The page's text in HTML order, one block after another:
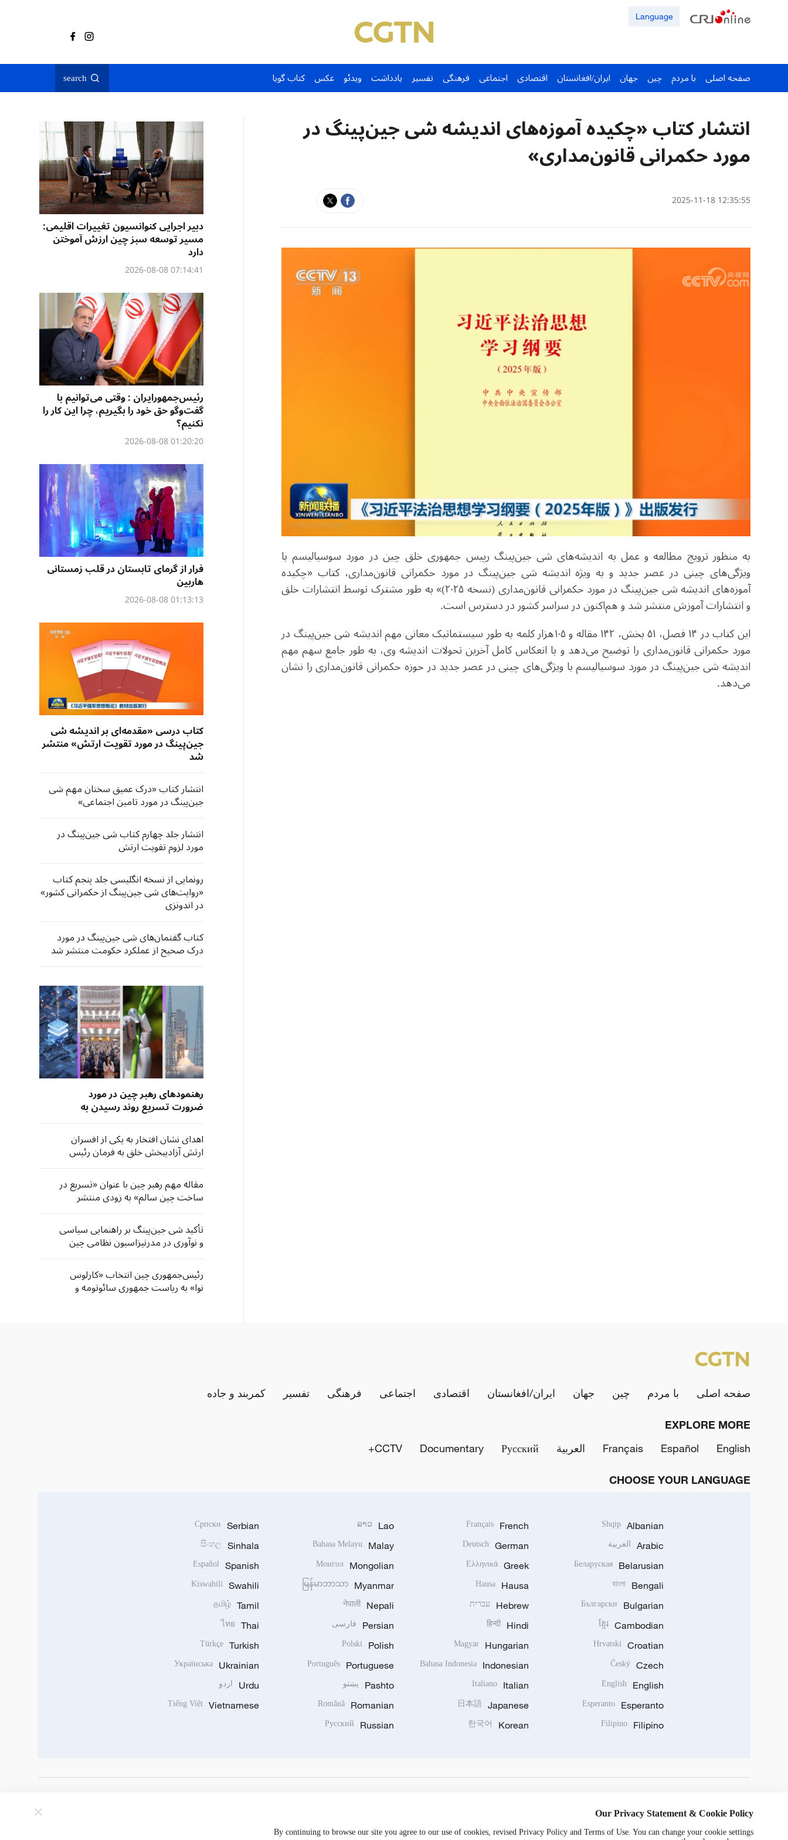
Language
صفحه اصلی با مردم چین جهان ایران/افغانستان اقتصادی اجتماعی فرهنگی تفسیر یادداشت ویدئو عکس کتاب گویا search
انتشار کتاب «چکیده آموزه‌های اندیشه شی جین‌پینگ در
مورد حکمرانی قانون‌مداری»
12:35:55 2025-11-18
به منظور ترویج مطالعه و عمل به اندیشه‌های شی جین‌پینگ رپیس جمهوری خلق چین در مورد سوسیالیسم با
ویژگی‌های چینی در عصر جدید و به ویژه اندیشه شی جین‌پینگ در مورد حکمرانی قانون‌مداری، کتاب «چکیده
آموزه‌های اندیشه شی جین‌پینگ در مورد حکمرانی قانون‌مداری (نسخه ۲۰۲۵)» به طور مشترک توسط انتشارات خلق
و انتشارات آموزش منتشر شد و ‌هم‌اکنون در سراسر کشور در دسترس است.
این کتاب در ۱۴ فصل، ۵۱ بخش، ۱۴۲ مقاله و ۱۰۵هزار کلمه به طور سیستماتیک معانی مهم اندیشه شی جین‌پینگ در
مورد حکمرانی قانون‌مداری را توضیح می‌دهد و با انعکاس کامل آخرین تحولات اندیشه وی، به طور جامع سهم مهم
اندیشه شی جین‌پینگ در مورد سوسیالیسم با ویژگی‌های چینی در عصر جدید در حوزه حکمرانی قانون‌مداری را نشان
می‌دهد.
دبیر اجرایی کنوانسیون تغییرات اقلیمی:
مسیر توسعه سبز چین ارزش آموختن
دارد
07:14:41 2026-08-08
رئیس‌جمهورایران : وقتی می‌توانیم با
گفت‌وگو حق خود را بگیریم، چرا این کار را
نکنیم؟
01:20:20 2026-08-08
فرار از گرمای تابستان در قلب زمستانی
هاربین
01:13:13 2026-08-08
کتاب درسی «مقدمه‌ای بر اندیشه شی
جین‌پینگ در مورد تقویت ارتش» منتشر
شد
انتشار کتاب «درک عمیق سخنان مهم شی
جین‌پینگ در مورد تامین اجتماعی»
انتشار جلد چهارم کتاب شی جین‌پینگ در
مورد لزوم تقویت ارتش
رونمایی از نسخه انگلیسی جلد پنجم کتاب
«روایت‌های شی جین‌پینگ از حکمرانی کشور»
در اندونزی
کتاب گفتمان‌های شی جین‌پینگ در مورد
درک صحیح از عملکرد حکومت منتشر شد
رهنمودهای رهبر چین در مورد
ضرورت تسریع روند رسیدن به
خودکفایی در زمینه علم و فناوری
اهدای نشان افتخار به یکی از افسران
ارتش آزادیبخش خلق به فرمان رئیس
کمیته مرکزی نظامی چین
مقاله مهم رهبر چین با عنوان «تسریع در
ساخت چین سالم» به زودی منتشر
می‌شود
تأکید شی جین‌پینگ بر راهنمایی سیاسی
و نوآوری در مدرنیزاسیون نظامی چین
رئیس‌جمهوری چین انتخاب «کارلوس
نوا» به ریاست جمهوری سائوتومه و
صفحه اصلی با مردم چین جهان ایران/افغانستان اقتصادی اجتماعی فرهنگی تفسیر کمربند و جاده
EXPLORE MORE
English
Español
Français العربية Русский
Documentary
CCTV+
CHOOSE YOUR LANGUAGE
Albanian
Shqip
Arabic العربية
Belarusian
Беларуская
Bengali
বাংলা
Bulgarian
Български
Cambodian
ខ្មែរ
Croatian
Hrvatski
Czech
Český
English
English
Esperanto
Esperanto
Filipino
Filipino
French
Français
German
Deutsch
Greek
Ελληνικά
Hausa
Hausa
Hebrew עברית
Hindi
हिन्दी
Hungarian
Magyar
Indonesian
Bahasa Indonesia
Italian
Italiano
Japanese
日本語
Korean
한국어
Lao
ລາວ
Malay
Bahasa Melayu
Mongolian
Монгол
Myanmar
မြန်မာဘာသာ
Nepali
नेपाली
Persian فارسی
Polish
Polski
Portuguese
Português
Pashto پښتو
Romanian
Română
Russian
Русский
Serbian
Српски
Sinhala
සිංහල
Spanish
Español
Swahili
Kiswahili
Tamil
தமிழ்
Thai
ไทย
Turkish
Türkçe
Ukrainian
Українська
Urdu اردو
Vietnamese
Tiếng Việt
Our Privacy Statement & Cookie Policy
By continuing to browse our site you agree to our use of cookies, revised Privacy Policy and Terms of Use. You can change your cookie settings